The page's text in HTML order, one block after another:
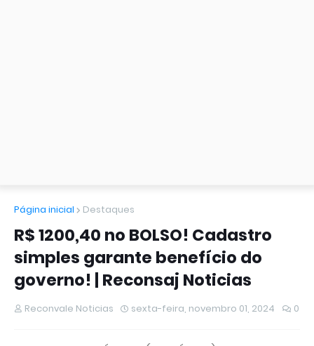
Página inicial Destaques
R$ 1200,40 no BOLSO! Cadastro
simples garante benefício do
governo! | Reconsaj Noticias
Reconvale Noticias sexta-feira, novembro 01, 2024 0